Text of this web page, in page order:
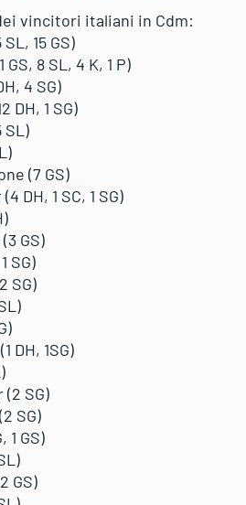
vincitori italiani in Cdm:
15 GS)
8 SL, 4 K, 1 P)
4 SG)
DH, 1 SG)
SL)
(7 GS)
DH, 1 SC, 1 SG)
GS)
SG)
SG)
DH, 1SG)
SG)
SG)
1 GS)
GS)